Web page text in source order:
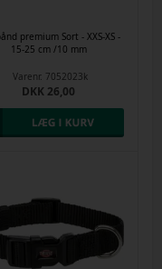
premium Sort - XXS-XS -
15-25 cm /10 mm
Varenr. 7052023k
DKK 26,00